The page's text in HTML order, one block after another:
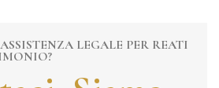
LEGALE PER REATI